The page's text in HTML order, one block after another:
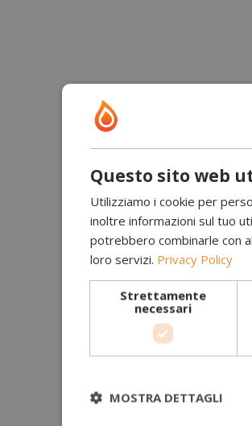
Questo sito web
Utilizziamo i cookie per
inoltre informazioni sul tuo
potrebbero combinarle con
loro servizi. Privacy Policy
Strettamente
necessari
MOSTRA DETTAGLI